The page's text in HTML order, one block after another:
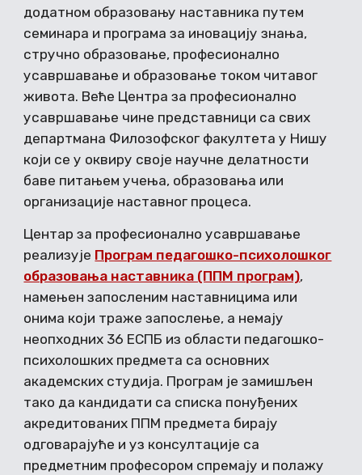
додатном образовању наставника путем
семинара и програма за иновацију знања,
стручно образовање, професионално
усавршавање и образовање током читавог
живота. Веће Центра за професионално
усавршавање чине представници са свих
департмана Филозофског факултета у Нишу
који се у оквиру своје научне делатности
баве питањем учења, образовања или
организације наставног процеса.
Центар за професионално усавршавање
реализује Програм педагошко-психолошког
образовања наставника (ППМ програм),
намењен запосленим наставницима или
онима који траже запослење, а немају
неопходних 36 ЕСПБ из области педагошко-
психолошких предмета са основних
академских студија. Програм је замишљен
тако да кандидати са списка понуђених
акредитованих ППМ предмета бирају
одговарајуће и уз консултације са
предметним професором спремају и полажу